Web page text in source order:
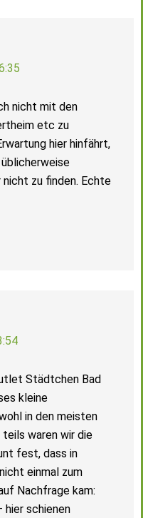
nicht mit den
etc zu
hier hinfährt,
zu finden. Echte
Städtchen Bad
kleine
in den meisten
teils waren wir die
fest, dass in
einmal zum
Nachfrage kam:
hier schienen